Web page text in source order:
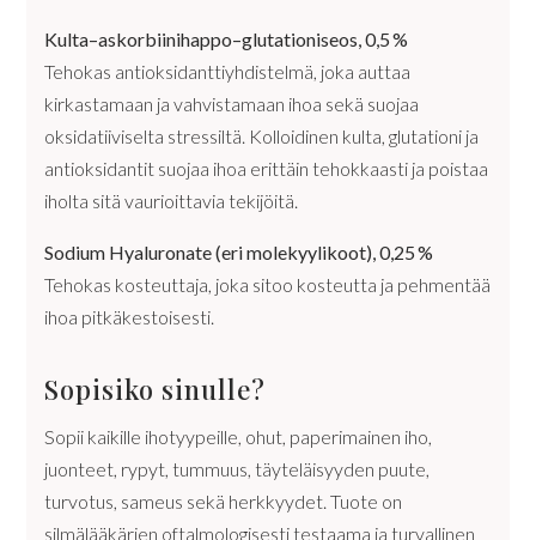
Kulta–askorbiinihappo–glutationiseos, 0,5%
Tehokas antioksidanttiyhdistelmä, joka auttaa
kirkastamaan ja vahvistamaan ihoa sekä suojaa
oksidatiiviselta stressiltä. Kolloidinen kulta, glutationi ja
antioksidantit suojaa ihoa erittäin tehokkaasti ja poistaa
iholta sitä vaurioittavia tekijöitä.
Sodium Hyaluronate (eri molekyylikoot), 0,25%
Tehokas kosteuttaja, joka sitoo kosteutta ja pehmentää
ihoa pitkäkestoisesti.
Sopisiko sinulle?
Sopii kaikille ihotyypeille, ohut, paperimainen iho,
juonteet, rypyt, tummuus, täyteläisyyden puute,
turvotus, sameus sekä herkkyydet. Tuote on
silmälääkärien oftalmologisesti testaama ja turvallinen